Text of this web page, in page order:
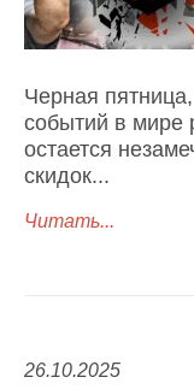
Черная
событий в мире
остается
скидок...
Читать...
26.10.2025